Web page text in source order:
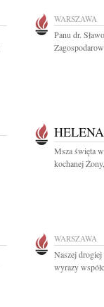
WARSZAWA
Panu dr.
Msza święta
kochanej
WARSZAWA
Naszej drogiej
wyrazy